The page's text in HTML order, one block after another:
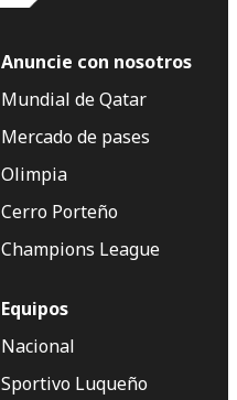
Anuncie con nosotros
Mundial de Qatar
Mercado de pases
Olimpia
Cerro Porteño
Champions League
Equipos
Nacional
Sportivo Luqueño